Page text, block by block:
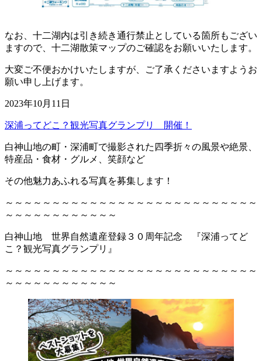
なお、十二湖内は引き続き通行禁止としている箇所もござい
ますので、十二湖散策マップのご確認をお願いいたします。
大変ご不便おかけいたしますが、ご了承くださいますようお
願い申し上げます。
2023年10月11日
深浦ってどこ？観光写真グランプリ 開催！
白神山地の町・深浦町で撮影された四季折々の風景や絶景、
特産品・食材・グルメ、笑顔など
その他魅力あふれる写真を募集します！
～～～～～～～～～～～～～～～～～～～～～～～～～～～
～～～～～～～～～～～～
白神山地 世界自然遺産登録３０周年記念 『深浦ってど
こ？観光写真グランプリ』
～～～～～～～～～～～～～～～～～～～～～～～～～～～
～～～～～～～～～～～～